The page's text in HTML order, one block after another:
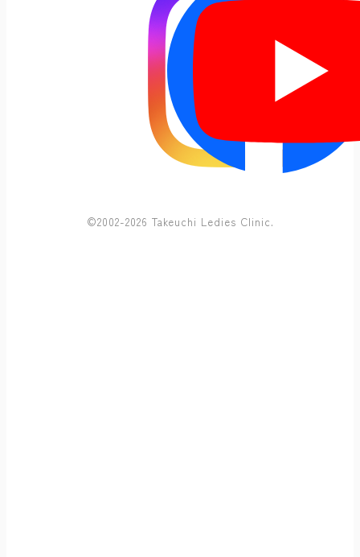
©2002-2026 Takeuchi Ledies Clinic.